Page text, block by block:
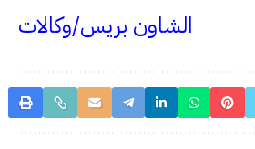
الشاون بريس/وكالات